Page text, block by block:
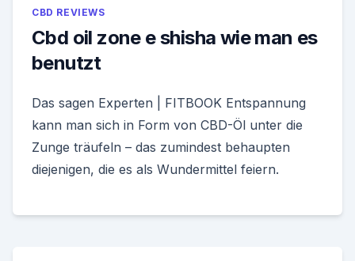
CBD REVIEWS
Cbd oil zone e shisha wie man es
benutzt
Das sagen Experten | FITBOOK Entspannung
kann man sich in Form von CBD-Öl unter die
Zunge träufeln – das zumindest behaupten
diejenigen, die es als Wundermittel feiern.